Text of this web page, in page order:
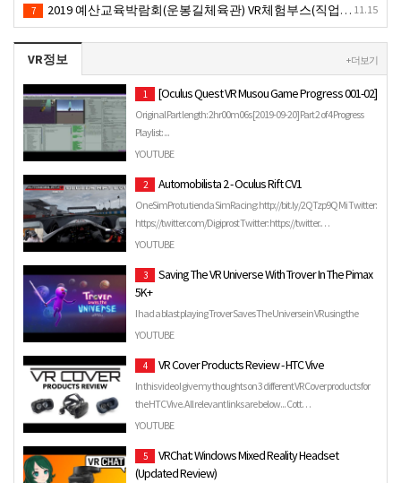
11.15
7 2019 예산교육박람회(운봉길체육관) VR체험부스(직업진로체험 / 인기VR체험)-VR렌탈대여행사
VR정보 + 더보기
1 [Oculus Quest VR Musou Game Progress 001-02]
Original Part length: 2hr00m06s [2019-09-20] Part 2 of 4 Progress
Playlist: ...
YOUTUBE
2 Automobilista 2 - Oculus Rift CV1
OneSimPro tu tienda SimRacing: http://bit.ly/2QTzp9Q Mi Twitter:
https://twitter.com/Digiprost Twitter: https://twitter.…
YOUTUBE
3
Saving The VR Universe With Trover In The Pimax
5K+
I had a blast playing Trover Saves The Universe in VR using the
Pimax 5K+ headset. After making a few adjustments to the…
YOUTUBE
4 VR Cover Products Review - HTC Vive
In this video I give my thoughts on 3 different VR Cover products for
the HTC Vive. All relevant links are below... Cott…
YOUTUBE
5
VRChat: Windows Mixed Reality Headset
(Updated Review)